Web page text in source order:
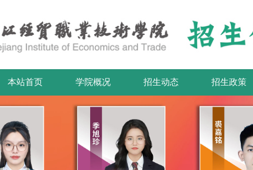
本站首页 学院概况 招生动态 招生政策